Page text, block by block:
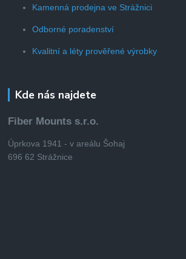
Kamenná prodejna ve Strážnici
Odborné poradenství
Kvalitní a léty prověřené výrobky
Kde nás najdete
Fiber Mounts s.r.o.
Úprkova 1941 - v areálu Šohaj
696 62 Strážnice